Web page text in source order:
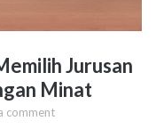
Jurusan
Minat
comment